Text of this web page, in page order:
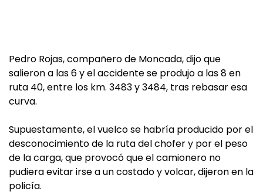
Pedro Rojas, compañero de Moncada, dijo que
salieron a las 6 y el accidente se produjo a las 8 en
ruta 40, entre los km. 3483 y 3484, tras rebasar esa
curva.
Supuestamente, el vuelco se habría producido por el
desconocimiento de la ruta del chofer y por el peso
de la carga, que provocó que el camionero no
pudiera evitar irse a un costado y volcar, dijeron en la
policía.